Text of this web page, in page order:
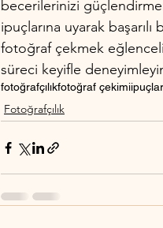
becerilerinizi
ipuçlarına uyarak
fotoğraf çekmek eğlenceli
süreci keyifle
fotoğrafçılıkfotoğraf çekimi
Fotoğrafçılık